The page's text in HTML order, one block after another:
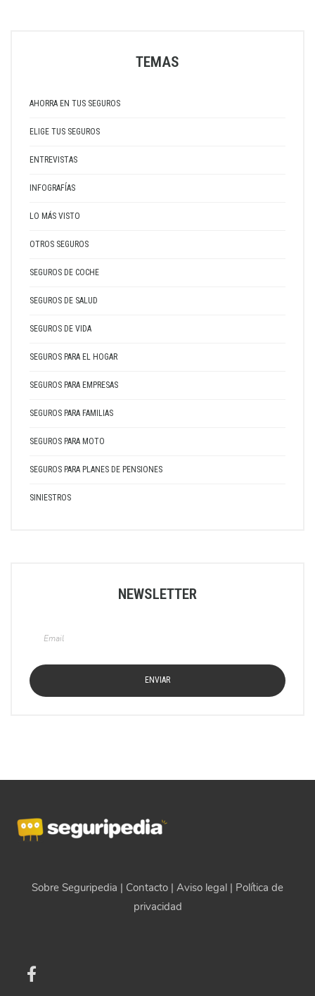
TEMAS
AHORRA EN TUS SEGUROS
ELIGE TUS SEGUROS
ENTREVISTAS
INFOGRAFÍAS
LO MÁS VISTO
OTROS SEGUROS
SEGUROS DE COCHE
SEGUROS DE SALUD
SEGUROS DE VIDA
SEGUROS PARA EL HOGAR
SEGUROS PARA EMPRESAS
SEGUROS PARA FAMILIAS
SEGUROS PARA MOTO
SEGUROS PARA PLANES DE PENSIONES
SINIESTROS
NEWSLETTER
Sobre Seguripedia | Contacto | Aviso legal | Política de
privacidad